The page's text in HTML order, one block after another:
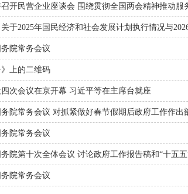
开民营企业座谈会 围绕贯彻全国两会精神推动服
于2025年国民经济和社会发展计划执行情况与
院常务会议
》上的二维码
次会议在京开幕 习近平等在主席台就座
院常务会议 对抓紧做好春节假期后政府工作作出
院常务会议
院第十次全体会议 讨论政府工作报告稿和“十五
院常务会议